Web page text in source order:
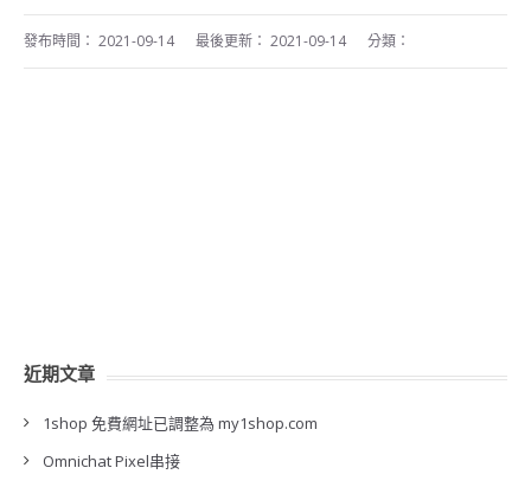
發布時間： 2021-09-14 最後更新： 2021-09-14 分類：
近期文章
1shop 免費網址已調整為 my1shop.com
Omnichat Pixel串接